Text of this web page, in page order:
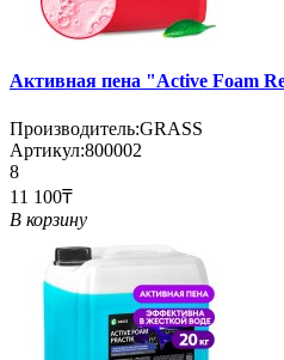
Активная пена "Active Foam
Производитель:GRASS
Артикул:800002
8
11 100₸
В корзину